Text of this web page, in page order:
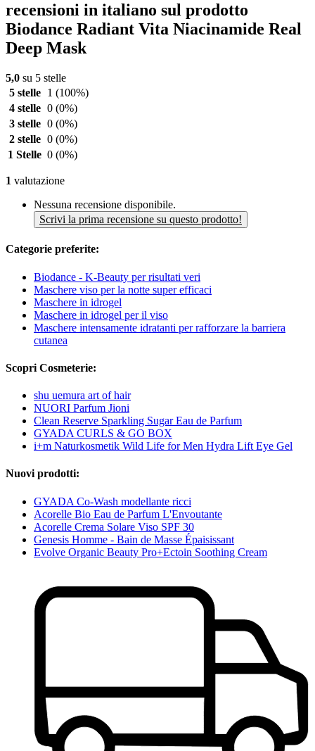
recensioni in italiano sul prodotto
Biodance Radiant Vita Niacinamide Real
Deep Mask
5,0 su 5 stelle
5 stelle
1 (100%)
4 stelle 0 (0%)
3 stelle 0 (0%)
2 stelle 0 (0%)
1 Stelle 0 (0%)
1 valutazione
Nessuna recensione disponibile.
Scrivi la prima recensione su questo prodotto!
Categorie preferite:
Biodance - K-Beauty per risultati veri
Maschere viso per la notte super efficaci
Maschere in idrogel
Maschere in idrogel per il viso
Maschere intensamente idratanti per rafforzare la barriera
cutanea
Scopri Cosmeterie:
shu uemura art of hair
NUORI Parfum Jioni
Clean Reserve Sparkling Sugar Eau de Parfum
GYADA CURLS & GO BOX
i+m Naturkosmetik Wild Life for Men Hydra Lift Eye Gel
Nuovi prodotti:
GYADA Co-Wash modellante ricci
Acorelle Bio Eau de Parfum L'Envoutante
Acorelle Crema Solare Viso SPF 30
Genesis Homme - Bain de Masse Épaisissant
Evolve Organic Beauty Pro+Ectoin Soothing Cream